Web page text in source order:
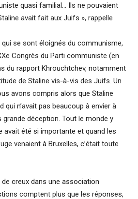
quasi familial… Ils ne pouvaient
avait fait aux Juifs », rappelle
se sont éloignés du communisme,
Congrès du Parti communiste (en
du rapport Khrouchtchev, notamment
de Staline vis-à-vis des Juifs. Un
avons compris alors que Staline
qui n’avait pas beaucoup à envier à
grande déception. Tout le monde y
avait été si importante et quand les
venaient à Bruxelles, c’était toute
creux dans une association
comptent plus que les réponses,